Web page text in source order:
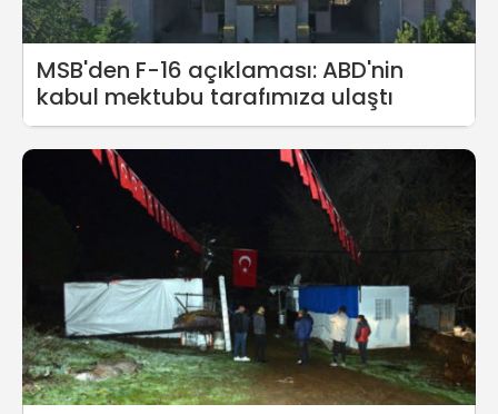
MSB'den F-16 açıklaması: ABD'nin
kabul mektubu tarafımıza ulaştı